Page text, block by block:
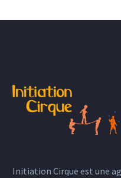
Initiation Cirque est une